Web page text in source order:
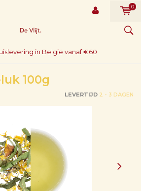
0
in België vanaf €60
100g
LEVERTIJD 2 - 3 DAGEN